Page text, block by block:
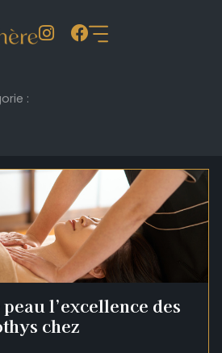
:
l’excellence des
chez